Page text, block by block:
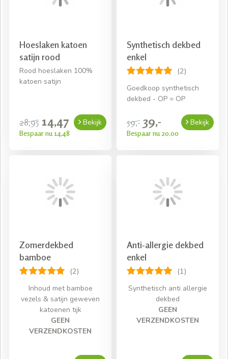
Hoeslaken katoen
satijn rood
Rood hoeslaken 100%
katoen satijn
28,95 14,47
Bespaar nu 14,48
Bekijk
Synthetisch dekbed
enkel
(2)
Goedkoop synthetisch
dekbed - OP = OP
59,- 39,-
Bespaar nu 20,00
Bekijk
Zomerdekbed
bamboe
(2)
Inhoud met bamboe
vezels & satijn geweven
katoenen tijk
GEEN
VERZENDKOSTEN
Anti-allergie dekbed
enkel
(1)
Synthetisch anti allergie
dekbed
GEEN
VERZENDKOSTEN